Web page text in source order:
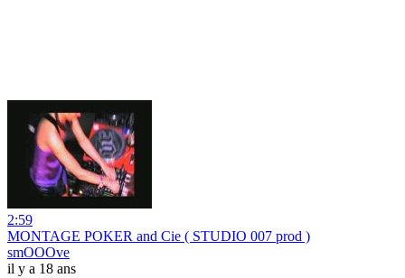
2:59
MONTAGE POKER and Cie ( STUDIO 007 prod )
smOOOve
il y a 18 ans